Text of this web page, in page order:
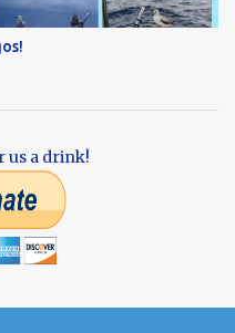
us a drink!